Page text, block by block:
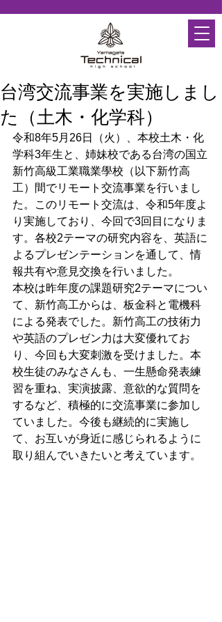
台湾交流事業を実施しまし
た（土木・化学科）
令和8年5月26日（火）、本校土木・化
学科3年生と、姉妹校である台湾の国立
新竹高級工業職業學校（以下新竹高
工）間でリモート交流事業を行いまし
た。このリモート交流は、令和5年度よ
り実施しており、今回で3回目になりま
す。各校2テーマの研究内容を、英語に
よるプレゼンテーションを通して、情
報共有や意見交換を行いました。
本校は昨年度の課題研究2テーマについ
て、新竹高工からは、板金科と電機科
による発表でした。新竹高工の技術力
や英語のプレゼン力は大変優れてお
り、今回も大変刺激を受けました。本
校生徒のみなさんも、一生懸命発表練
習を重ね、実演披露、意欲的な質問を
するなど、積極的に交流事業に参加し
ていました。今後も継続的に実施し
て、お互いが身近に感じられるように
取り組んでいきたいと考えています。